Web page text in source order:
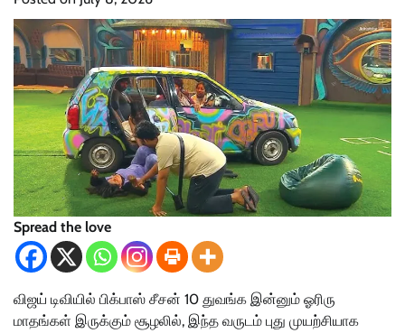
Spread the love
விஜய் டிவியில் பிக்பாஸ் சீசன் 10 துவங்க இன்னும் ஓரிரு
மாதங்கள் இருக்கும் சூழலில், இந்த வருடம் புது முயற்சியாக